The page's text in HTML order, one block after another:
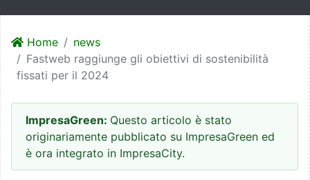
Home
news
Fastweb raggiunge gli obiettivi di sostenibilità
fissati per il 2024
ImpresaGreen: Questo articolo è stato
originariamente pubblicato su ImpresaGreen ed
è ora integrato in ImpresaCity.